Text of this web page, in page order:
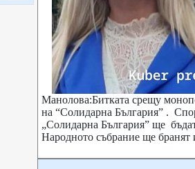
Манолова:Битката срещу
на “Солидарна България” .
„Солидарна България” ще
Народното събрание ще бранят